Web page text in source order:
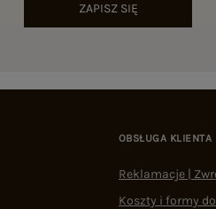
ZAPISZ SIĘ
OBSŁUGA KLIENTA
Reklamacje |
Koszty i formy